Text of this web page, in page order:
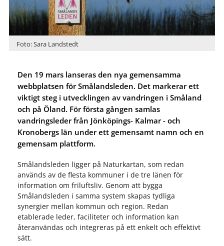
Foto: Sara Landstedt
Den 19 mars lanseras den nya gemensamma
webbplatsen för Smålandsleden. Det markerar ett
viktigt steg i utvecklingen av vandringen i Småland
och på Öland. För första gången samlas
vandringsleder från Jönköpings- Kalmar - och
Kronobergs län under ett gemensamt namn och en
gemensam plattform.
Smålandsleden ligger på Naturkartan, som redan
används av de flesta kommuner i de tre länen för
information om friluftsliv. Genom att bygga
Smålandsleden i samma system skapas tydliga
synergier mellan kommun och region. Redan
etablerade leder, faciliteter och information kan
återanvändas och integreras på ett enkelt och effektivt
sätt.